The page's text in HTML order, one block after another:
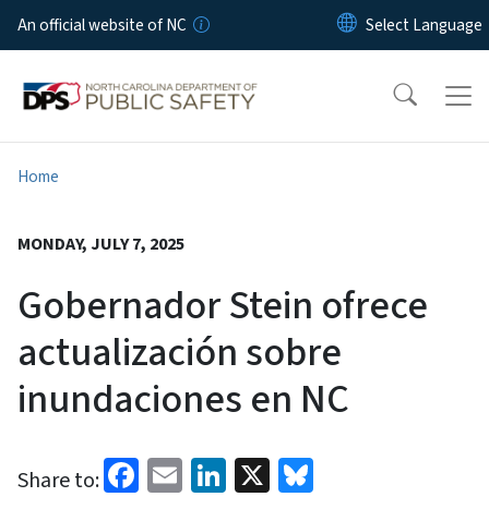
Skip to main content
An official website of NC
Home
MONDAY, JULY 7, 2025
Gobernador Stein ofrece
actualización sobre
inundaciones en NC
Share to: Facebook
EmailLinkedIn
X